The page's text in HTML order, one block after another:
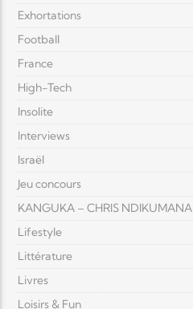
Exhortations
Football
France
High-Tech
Insolite
Interviews
Israël
Jeu concours
KANGUKA – CHRIS NDIKUMANA
Lifestyle
Littérature
Livres
Loisirs & Fun